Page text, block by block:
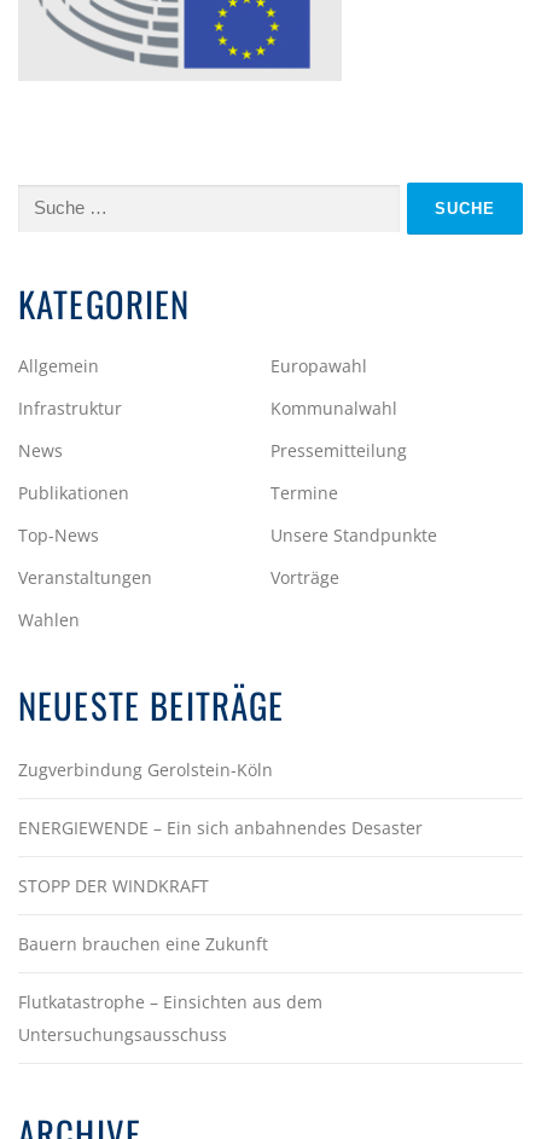
Suche
KATEGORIEN
Allgemein
Europawahl
Infrastruktur
Kommunalwahl
News
Pressemitteilung
Publikationen
Termine
Top-News
Unsere Standpunkte
Veranstaltungen
Vorträge
Wahlen
NEUESTE BEITRÄGE
Zugverbindung Gerolstein-Köln
ENERGIEWENDE – Ein sich anbahnendes Desaster
STOPP DER WINDKRAFT
Bauern brauchen eine Zukunft
Flutkatastrophe – Einsichten aus dem
Untersuchungsausschuss